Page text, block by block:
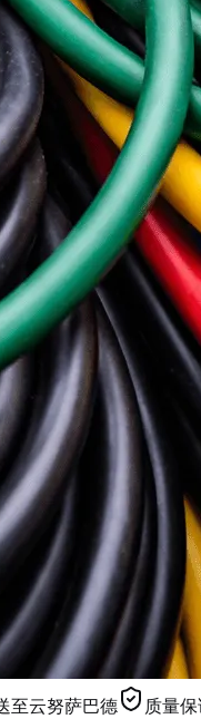
至云努萨巴德 质量